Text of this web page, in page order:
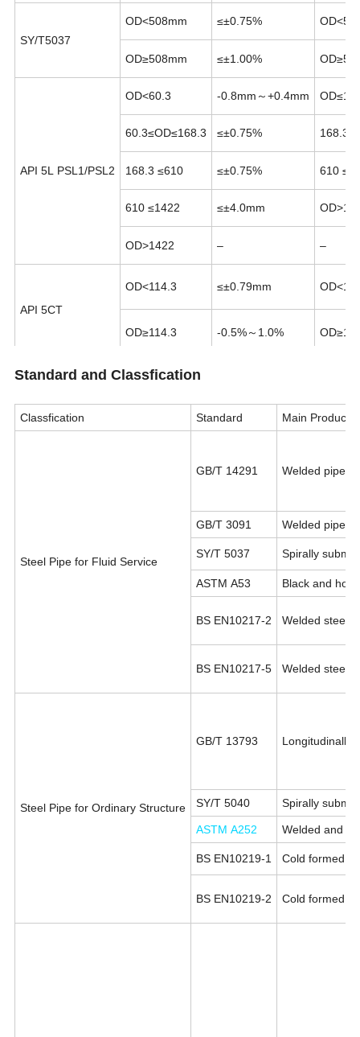
SY/T5037
OD<508mm ≤±0.75%
OD≥508mm ≤±1.00%
API 5L PSL1/PSL2
OD<60.3 -0.8mm～+0.4mm
60.3≤OD≤168.3 ≤±0.75% 168.3
168.3 ≤610 ≤±0.75% 610
610 ≤1422 ≤±4.0mm
OD>1422 – –
API 5CT
OD<114.3 ≤±0.79mm
OD≥114.3 -0.5%～1.0%
ASTM A53 ≤±1.0%
ASTM A252 ≤±1.0%
Standard and Classfication
Classfication Standard Main Products
Steel Pipe for Fluid Service
GB/T 14291 Welded pipe
GB/T 3091 Welded pipe
SY/T 5037 Spirally
ASTM A53 Black and hot-
BS EN10217-2 Welded steel
BS EN10217-5 Welded steel
Steel Pipe for Ordinary Structure
GB/T 13793 Longitudinally
SY/T 5040 Spirally
ASTM A252 Welded and
BS EN10219-1 Cold formed
BS EN10219-2 Cold formed